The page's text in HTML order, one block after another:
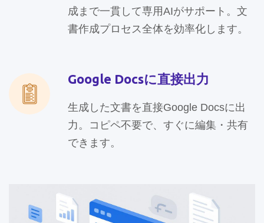
成まで一貫して専用AIがサポート。文
書作成プロセス全体を効率化します。
Google Docsに直接出力
生成した文書を直接Google Docsに出
力。コピペ不要で、すぐに編集・共有
できます。